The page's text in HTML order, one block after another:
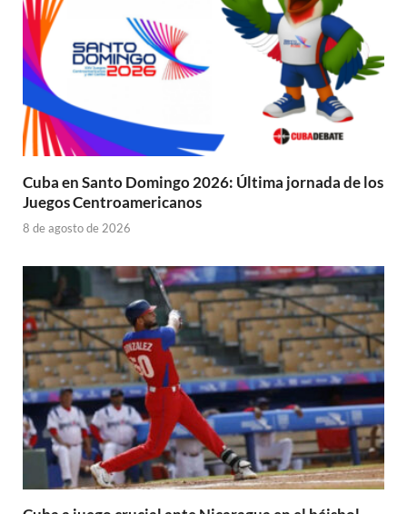
Cuba en Santo Domingo 2026: Última jornada de los
Juegos Centroamericanos
8 de agosto de 2026